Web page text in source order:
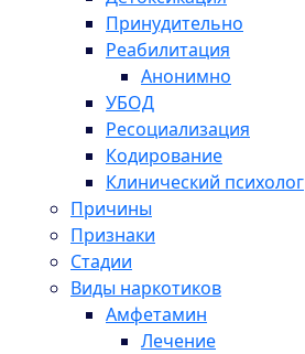
Принудительно
Реабилитация
Анонимно
УБОД
Ресоциализация
Кодирование
Клинический психолог
Причины
Признаки
Стадии
Виды наркотиков
Амфетамин
Лечение